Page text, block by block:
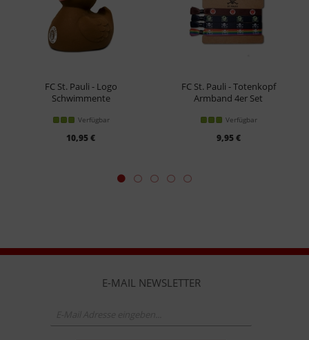
FC St. Pauli - Logo
Schwimmente
Verfügbar
10,95 €
FC St. Pauli - Totenkopf
Armband 4er Set
Verfügbar
9,95 €
E-MAIL NEWSLETTER